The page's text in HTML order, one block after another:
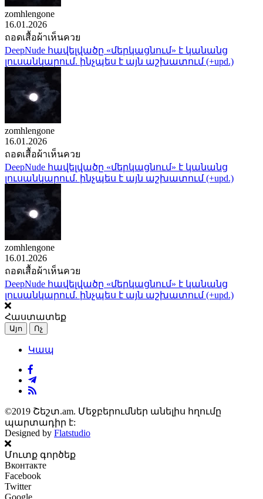
zomhlengone
16.01.2026
ถอดเสื้อผ้าเห็นควย
DeepNude հավելվածը «մերկացնում» է կանանց
լուսանկարում. ինչպես է այն աշխատում (+upd.)
zomhlengone
16.01.2026
ถอดเสื้อผ้าเห็นควย
DeepNude հավելվածը «մերկացնում» է կանանց
լուսանկարում. ինչպես է այն աշխատում (+upd.)
zomhlengone
16.01.2026
ถอดเสื้อผ้าเห็นควย
DeepNude հավելվածը «մերկացնում» է կանանց
լուսանկարում. ինչպես է այն աշխատում (+upd.)
Հաստատեք
Այո Ոչ
Կապ
©2019 Շեշտ.am. Մեջբերումներ անելիս հղումը
պարտադիր է:
Designed by Flatstudio
Մուտք գործեք
Вконтакте
Facebook
Twitter